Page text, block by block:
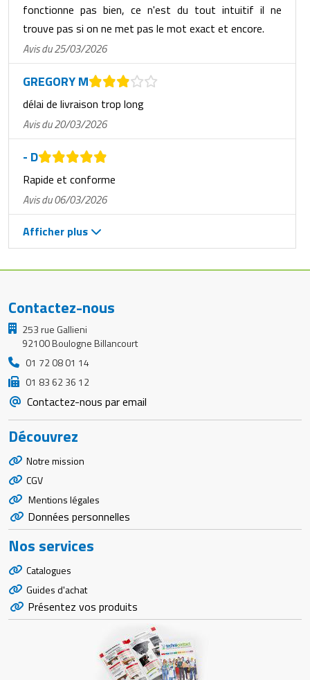
fonctionne pas bien, ce n'est du tout intuitif il ne
trouve pas si on ne met pas le mot exact et encore.
Avis du 25/03/2026
GREGORY M
délai de livraison trop long
Avis du 20/03/2026
- D
Rapide et conforme
Avis du 06/03/2026
Afficher plus
Contactez-nous
253 rue Gallieni
92100 Boulogne Billancourt
01 72 08 01 14
01 83 62 36 12
Contactez-nous par email
Découvrez
Notre mission
CGV
Mentions légales
Données personnelles
Nos services
Catalogues
Guides d'achat
Présentez vos produits